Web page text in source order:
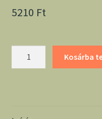
5210 Ft
Kosárba